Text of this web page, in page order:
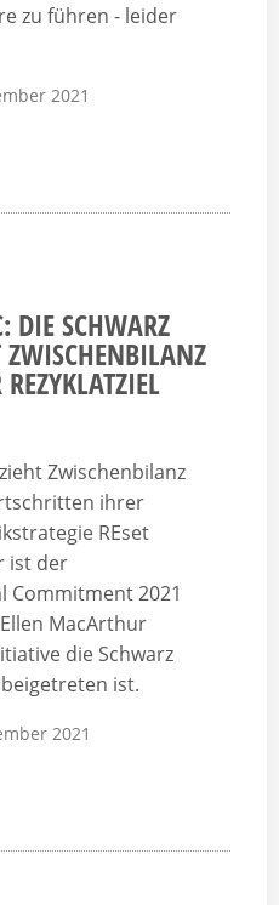
zu führen - leider
2021
DIE SCHWARZ
ZWISCHENBILANZ
Zwischenbilanz
ihrer
REset
ist der
Commitment 2021
MacArthur
die Schwarz
ist.
2021